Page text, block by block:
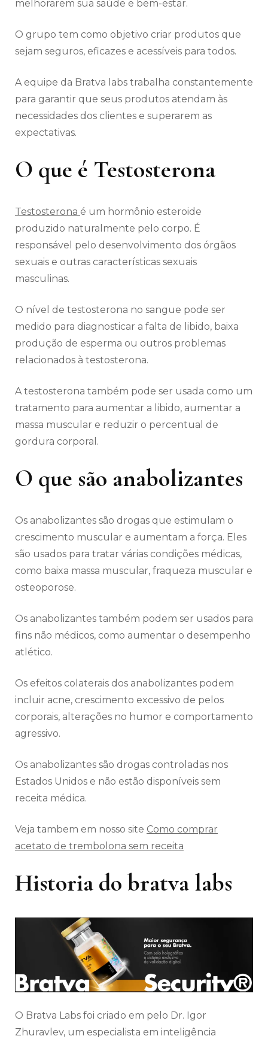
melhorarem sua saúde e bem-estar.
O grupo tem como objetivo criar produtos que
sejam seguros, eficazes e acessíveis para todos.
A equipe da Bratva labs trabalha constantemente
para garantir que seus produtos atendam às
necessidades dos clientes e superarem as
expectativas.
O que é Testosterona
Testosterona é um hormônio esteroide
produzido naturalmente pelo corpo. É
responsável pelo desenvolvimento dos órgãos
sexuais e outras características sexuais
masculinas.
O nível de testosterona no sangue pode ser
medido para diagnosticar a falta de libido, baixa
produção de esperma ou outros problemas
relacionados à testosterona.
A testosterona também pode ser usada como um
tratamento para aumentar a libido, aumentar a
massa muscular e reduzir o percentual de
gordura corporal.
O que são anabolizantes
Os anabolizantes são drogas que estimulam o
crescimento muscular e aumentam a força. Eles
são usados para tratar várias condições médicas,
como baixa massa muscular, fraqueza muscular e
osteoporose.
Os anabolizantes também podem ser usados para
fins não médicos, como aumentar o desempenho
atlético.
Os efeitos colaterais dos anabolizantes podem
incluir acne, crescimento excessivo de pelos
corporais, alterações no humor e comportamento
agressivo.
Os anabolizantes são drogas controladas nos
Estados Unidos e não estão disponíveis sem
receita médica.
Veja tambem em nosso site Como comprar
acetato de trembolona sem receita
Historia do bratva labs
O Bratva Labs foi criado em pelo Dr. Igor
Zhuravlev, um especialista em inteligência